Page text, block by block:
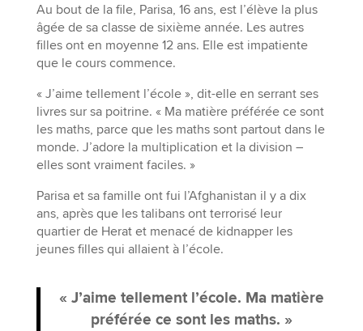
Au bout de la file, Parisa, 16 ans, est l’élève la plus
âgée de sa classe de sixième année. Les autres
filles ont en moyenne 12 ans. Elle est impatiente
que le cours commence.
« J’aime tellement l’école », dit-elle en serrant ses
livres sur sa poitrine. « Ma matière préférée ce sont
les maths, parce que les maths sont partout dans le
monde. J’adore la multiplication et la division –
elles sont vraiment faciles. »
Parisa et sa famille ont fui l’Afghanistan il y a dix
ans, après que les talibans ont terrorisé leur
quartier de Herat et menacé de kidnapper les
jeunes filles qui allaient à l’école.
« J’aime tellement l’école. Ma matière
préférée ce sont les maths. »